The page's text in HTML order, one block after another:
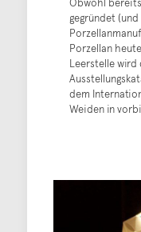
gegründet
Porzellan
Leerstelle wird
dem
Weiden in